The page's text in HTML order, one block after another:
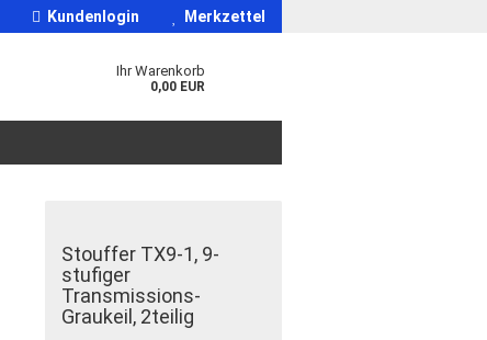
Kundenlogin Merkzettel
Ihr Warenkorb
0,00 EUR
Stouffer TX9-1, 9-
stufiger
Transmissions-
Graukeil, 2teilig